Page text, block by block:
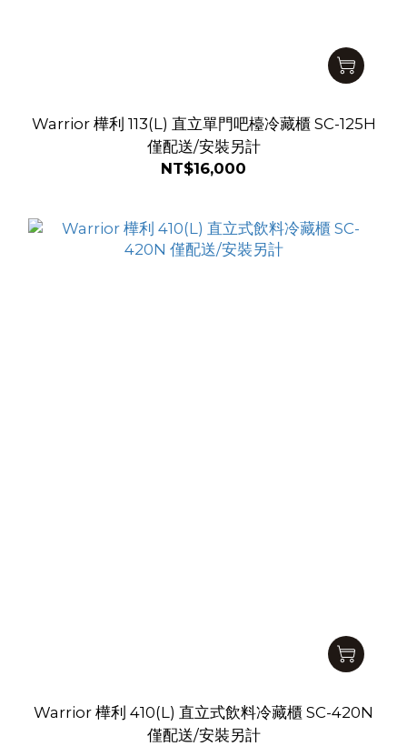
Warrior 樺利 113(L) 直立單門吧檯冷藏櫃 SC-125H
僅配送/安裝另計
NT$16,000
Warrior 樺利 410(L) 直立式飲料冷藏櫃 SC-420N
僅配送/安裝另計